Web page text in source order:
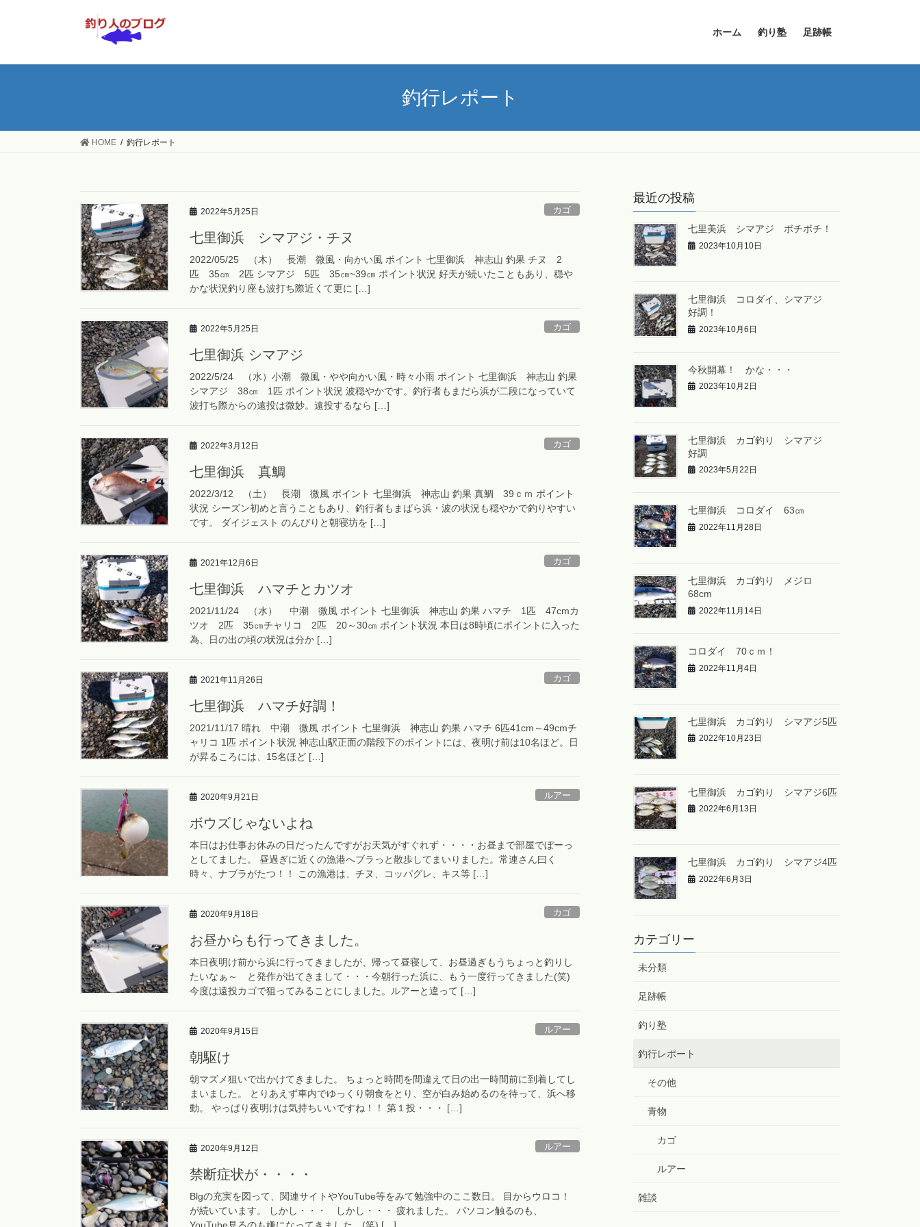
ホーム 釣り塾 足跡帳
釣行レポート
HOME 釣行レポート
2022年5月25日 カゴ
七里御浜 シマアジ・チヌ
2022/05/25 （木） 長潮 微風・向かい風 ポイント 七里御浜 神志山 釣果 チヌ 2
匹 35㎝ 2匹 シマアジ 5匹 35㎝~39㎝ ポイント状況 好天が続いたこともあり、穏や
かな状況釣り座も波打ち際近くて更に […]
2022年5月25日 カゴ
七里御浜 シマアジ
2022/5/24 （水）小潮 微風・やや向かい風・時々小雨 ポイント 七里御浜 神志山 釣果
シマアジ 38㎝ 1匹 ポイント状況 波穏やかです。釣行者もまだら浜が二段になっていて
波打ち際からの遠投は微妙。遠投するなら […]
2022年3月12日 カゴ
七里御浜 真鯛
2022/3/12 （土） 長潮 微風 ポイント 七里御浜 神志山 釣果 真鯛 39ｃｍ ポイント
状況 シーズン初めと言うこともあり、釣行者もまばら浜・波の状況も穏やかで釣りやすい
です。 ダイジェスト のんびりと朝寝坊を […]
2021年12月6日 カゴ
七里御浜 ハマチとカツオ
2021/11/24 （水） 中潮 微風 ポイント 七里御浜 神志山 釣果 ハマチ 1匹 47cmカ
ツオ 2匹 35㎝チャリコ 2匹 20～30㎝ ポイント状況 本日は8時頃にポイントに入った
為、日の出の頃の状況は分か […]
2021年11月26日 カゴ
七里御浜 ハマチ好調！
2021/11/17 晴れ 中潮 微風 ポイント 七里御浜 神志山 釣果 ハマチ 6匹41cm～49cmチ
ャリコ 1匹 ポイント状況 神志山駅正面の階段下のポイントには、夜明け前は10名ほど。日
が昇るころには、15名ほど […]
2020年9月21日 ルアー
ボウズじゃないよね
本日はお仕事お休みの日だったんですがお天気がすぐれず・・・・お昼まで部屋でぼーっ
としてました。 昼過ぎに近くの漁港へブラっと散歩してまいりました。常連さん曰く
時々、ナブラがたつ！！ この漁港は、チヌ、コッパグレ、キス等 […]
2020年9月18日 カゴ
お昼からも行ってきました。
本日夜明け前から浜に行ってきましたが、帰って昼寝して、お昼過ぎもうちょっと釣りし
たいなぁ～ と発作が出てきまして・・・今朝行った浜に、もう一度行ってきました(笑)
今度は遠投カゴで狙ってみることにしました。ルアーと違って […]
2020年9月15日 ルアー
朝駆け
朝マズメ狙いで出かけてきました。 ちょっと時間を間違えて日の出一時間前に到着してし
まいました。 とりあえず車内でゆっくり朝食をとり、空が白み始めるのを待って、浜へ移
動。 やっぱり夜明けは気持ちいいですね！！ 第１投・・・ […]
2020年9月12日 ルアー
禁断症状が・・・・
Blgの充実を図って、関連サイトやYouTube等をみて勉強中のここ数日。 目からウロコ！
が続いています。 しかし・・・ しかし・・・ 疲れました。 パソコン触るのも、
最近の投稿
七里美浜 シマアジ ボチボチ！
2023年10月10日
七里御浜 コロダイ、シマアジ
好調！
2023年10月6日
今秋開幕！ かな・・・
2023年10月2日
七里御浜 カゴ釣り シマアジ
好調
2023年5月22日
七里御浜 コロダイ 63㎝
2022年11月28日
七里御浜 カゴ釣り メジロ
68cm
2022年11月14日
コロダイ 70ｃｍ！
2022年11月4日
七里御浜 カゴ釣り シマアジ5匹
2022年10月23日
七里御浜 カゴ釣り シマアジ6匹
2022年6月13日
七里御浜 カゴ釣り シマアジ4匹
2022年6月3日
カテゴリー
未分類
足跡帳
釣り塾
釣行レポート
その他
青物
カゴ
ルアー
雑談